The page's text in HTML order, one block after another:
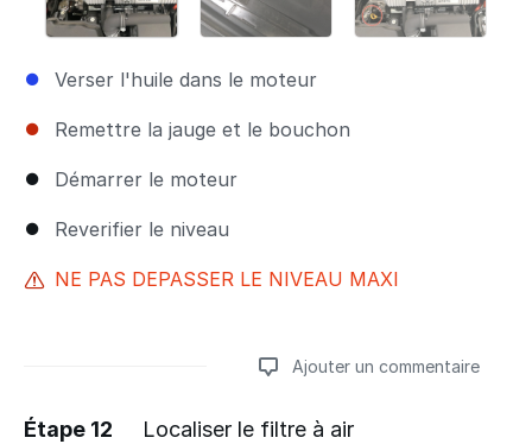
Verser l'huile dans le moteur
Remettre la jauge et le bouchon
Démarrer le moteur
Reverifier le niveau
NE PAS DEPASSER LE NIVEAU MAXI
Ajouter un commentaire
Étape 12 Localiser le filtre à air